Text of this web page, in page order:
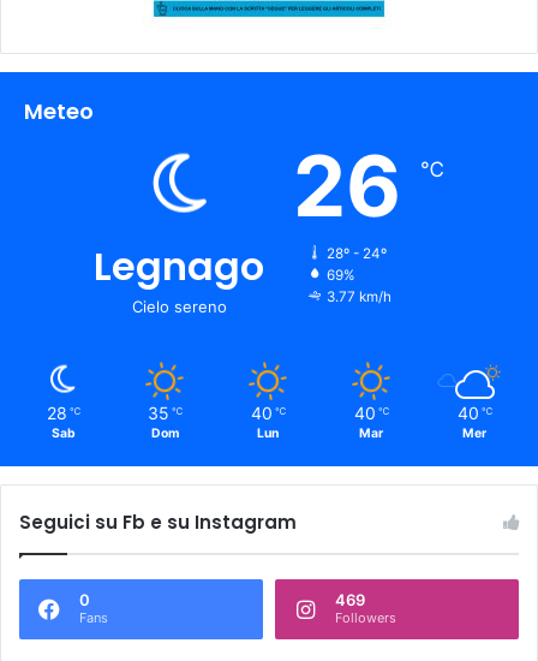
Meteo
Legnago
Cielo sereno
26 ℃
28º - 24º
69%
3.77 km/h
28 ℃
Sab
35 ℃
Dom
40 ℃
Lun
40 ℃
Mar
40 ℃
Mer
Seguici su Fb e su Instagram
0
Fans
469
Followers